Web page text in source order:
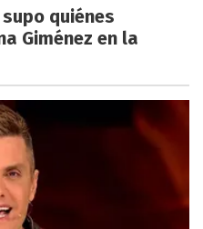
quiénes
Giménez en la